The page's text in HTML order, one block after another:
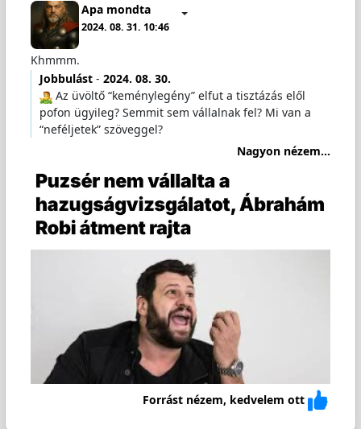
Apa mondta
2024. 08. 31. 10:46
Khmmm.
Jobbulást- 2024. 08. 30.
️ Az üvöltő “keménylegény” elfut a tisztázás elől
pofon ügyileg? Semmit sem vállalnak fel? Mi van a
“neféljetek” szöveggel?
Nagyon nézem...
Forrást nézem, kedvelem ott